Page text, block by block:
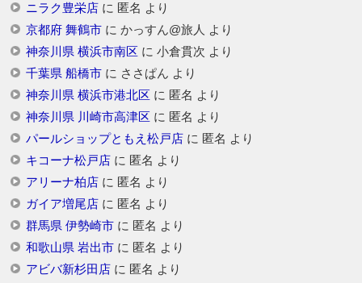
ニラク豊栄店に 匿名 より
京都府 舞鶴市に かっすん@旅人 より
神奈川県 横浜市南区 に 小倉貫次 より
千葉県 船橋市に ささぱん より
神奈川県 横浜市港北区 に 匿名 より
神奈川県 川崎市高津区 に 匿名 より
パールショップともえ松戸店に 匿名 より
キコーナ松戸店に 匿名 より
アリーナ柏店に 匿名 より
ガイア増尾店に 匿名 より
群馬県 伊勢崎市に 匿名 より
和歌山県 岩出市に 匿名 より
アビバ新杉田店に 匿名 より